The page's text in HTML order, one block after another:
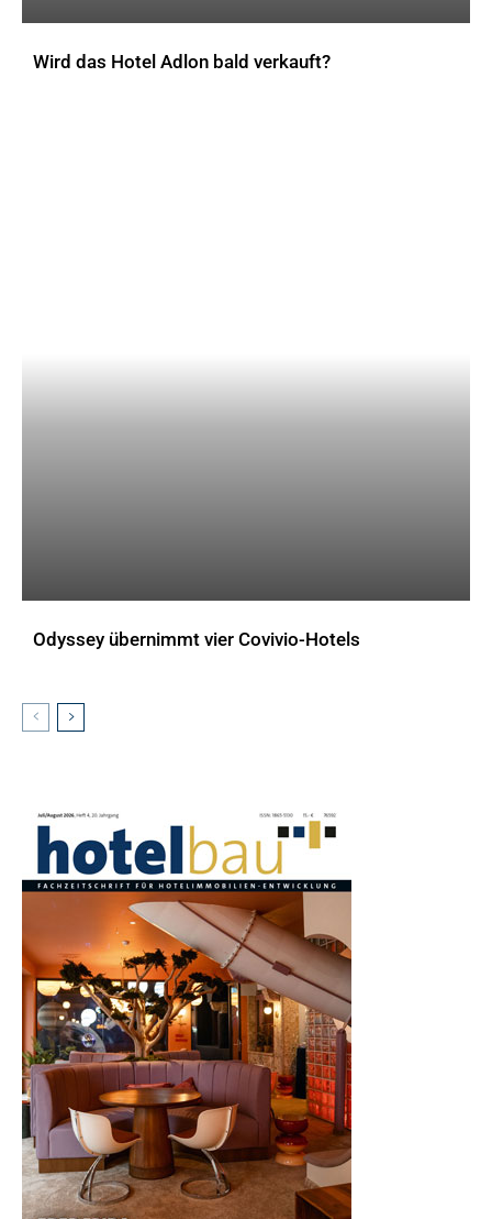
Wird das Hotel Adlon bald verkauft?
Odyssey übernimmt vier Covivio-Hotels